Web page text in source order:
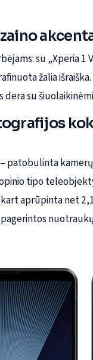
su „Xperia
žalia
dera su
patobulinta
tipo
aprūpinta net